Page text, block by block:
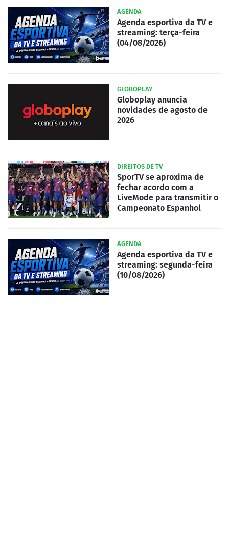
AGENDA
Agenda esportiva da TV e
streaming: terça-feira
(04/08/2026)
GLOBOPLAY
Globoplay anuncia
novidades de agosto de
2026
DIREITOS DE TV
SporTV se aproxima de
fechar acordo com a
LiveMode para transmitir o
Campeonato Espanhol
AGENDA
Agenda esportiva da TV e
streaming: segunda-feira
(10/08/2026)